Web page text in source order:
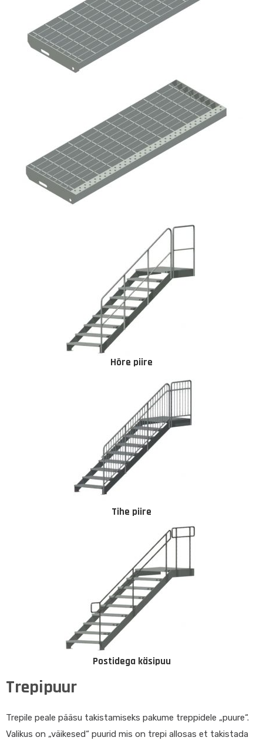
Hõre piire
Tihe piire
Postidega käsipuu
Trepipuur
Trepile peale pääsu takistamiseks pakume treppidele „puure“.
Valikus on „väikesed“ puurid mis on trepi allosas et takistada